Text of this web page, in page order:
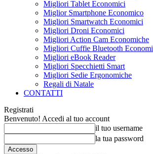
Migliori Tablet Economici
Miglior Smartphone Economico
Migliori Smartwatch Economici
Migliori Droni Economici
Migliori Action Cam Economiche
Migliori Cuffie Bluetooth
Migliori eBook Reader
Migliori Specchietti Smart
Migliori Sedie Ergonomiche
Regali di Natale
CONTATTI
Registrati
Benvenuto! Accedi al tuo account
il tuo username
la tua password